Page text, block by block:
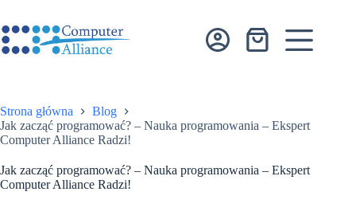
treści
Koszyk
Strona główna
Blog
Jak zacząć programować? – Nauka programowania – Ekspert
Computer Alliance Radzi!
Jak zacząć programować? – Nauka programowania – Ekspert
Computer Alliance Radzi!